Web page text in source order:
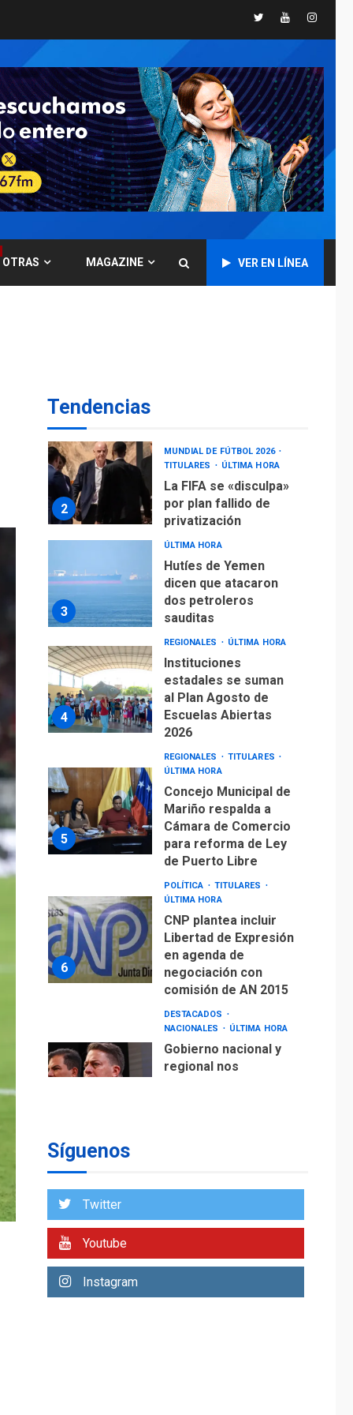
TwitterYoutube
OTRAS MAGAZINE VER EN LÍNEA
Tendencias
6
TITULARES
CNP plantea incluir
Libertad de Expresión
en agenda de
negociación con
comisión de AN 2015
7
DESTACADOS
NACIONALES
ÚLTIMA HORA
Gobierno nacional y
regional nos
respaldaron desde el
primer momento tras
asegura Gustavo
Duque
2
MUNDIAL DE FÚTBOL 2026
TITULARES
ÚLTIMA HORA
La FIFA se «disculpa»
por plan fallido de
privatización
3
ÚLTIMA HORA
Hutíes de Yemen
dicen que atacaron
dos petroleros
sauditas
4
REGIONALES ÚLTIMA HORA
Instituciones
estadales se suman
al Plan Agosto de
Escuelas Abiertas
2026
5
REGIONALES
TITULARES
ÚLTIMA HORA
Concejo Municipal de
Mariño respalda a
Cámara de Comercio
para reforma de Ley
de Puerto Libre
6
POLÍTICA
TITULARES
ÚLTIMA HORA
CNP plantea incluir
Libertad de Expresión
en agenda de
negociación con
comisión de AN 2015
DESTACADOS
NACIONALES
ÚLTIMA HORA
Gobierno nacional y
regional nos
1
ÚLTIMA HORA
operaciones de carga
Aeropuerto de
Síguenos
Twitter
Youtube
Instagram